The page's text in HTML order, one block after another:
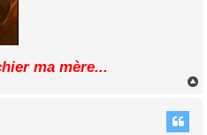
ma mère...